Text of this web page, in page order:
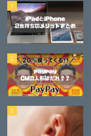
1
2
3